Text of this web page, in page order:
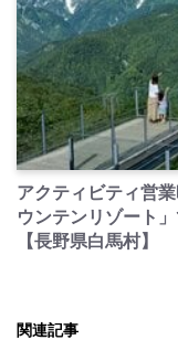
アクティビティ営
ウンテンリゾート
【長野県白馬村】
関連記事